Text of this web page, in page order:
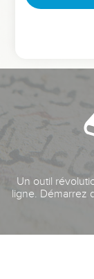
Un outil
ligne. Démarrez